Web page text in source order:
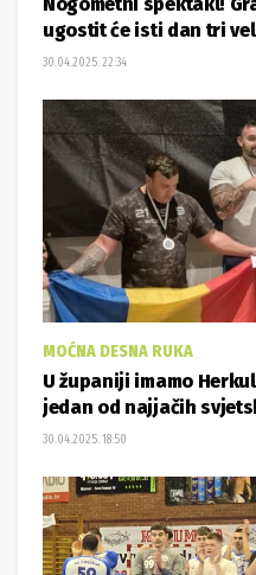
ugostit će isti dan tri
30.04.2025. 22:34
MOĆNA DESNA RUKA
U županiji imamo
jedan od najjačih
30.04.2025. 18:50